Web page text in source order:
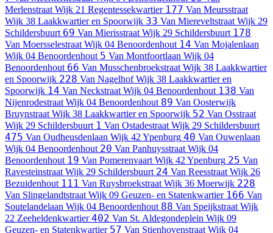
Merlenstraat Wijk 21 Regentessekwartier 177 Van Meursstraat
Wijk 38 Laakkwartier en Spoorwijk 33 Van Miereveltstraat Wijk 29
Schildersbuurt 69 Van Mierisstraat Wijk 29 Schildersbuurt 178
Van Moersselestraat Wijk 04 Benoordenhout 14 Van Mojalenlaan
Wijk 04 Benoordenhout 5 Van Montfoortlaan Wijk 04
Benoordenhout 66 Van Musschenbroekstraat Wijk 38 Laakkwartier
en Spoorwijk 228 Van Nagelhof Wijk 38 Laakkwartier en
Spoorwijk 14 Van Neckstraat Wijk 04 Benoordenhout 138 Van
Nijenrodestraat Wijk 04 Benoordenhout 89 Van Oosterwijk
Bruynstraat Wijk 38 Laakkwartier en Spoorwijk 52 Van Osstraat
Wijk 29 Schildersbuurt 1 Van Ostadestraat Wijk 29 Schildersbuurt
475 Van Oudheusdenlaan Wijk 42 Ypenburg 40 Van Ouwenlaan
Wijk 04 Benoordenhout 20 Van Panhuysstraat Wijk 04
Benoordenhout 19 Van Pomerenvaart Wijk 42 Ypenburg 25 Van
Ravesteinstraat Wijk 29 Schildersbuurt 24 Van Reesstraat Wijk 26
Bezuidenhout 111 Van Ruysbroekstraat Wijk 36 Moerwijk 228
Van Slingelandtstraat Wijk 09 Geuzen- en Statenkwartier 166 Van
Soutelandelaan Wijk 04 Benoordenhout 88 Van Speijkstraat Wijk
22 Zeeheldenkwartier 402 Van St. Aldegondeplein Wijk 09
Geuzen- en Statenkwartier 57 Van Stienhovenstraat Wijk 04